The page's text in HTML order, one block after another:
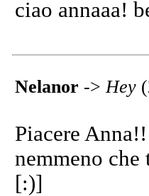
ciao annaaa!
Nelanor ->Hey
Piacere
nemmeno
[:)]